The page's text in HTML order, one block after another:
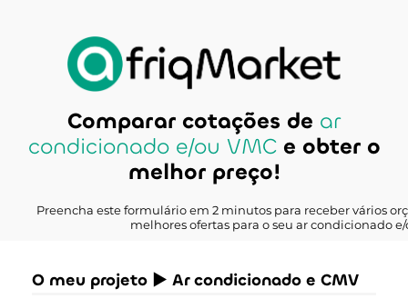
Comparar cotações de ar
condicionado e/ou VMCe obter o
melhor preço!
Preencha este formulário em 2 minutos para receber vários
melhores ofertas para o seu ar condicionado e/
O meu projeto ► Ar condicionado e CMV